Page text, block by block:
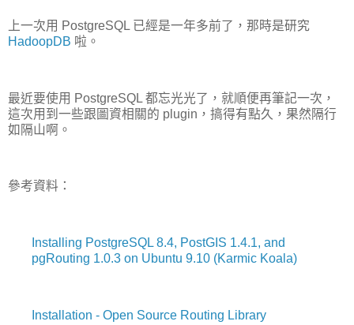
上一次用 PostgreSQL 已經是一年多前了，那時是研究
HadoopDB 啦。
最近要使用 PostgreSQL 都忘光光了，就順便再筆記一次，
這次用到一些跟圖資相關的 plugin，搞得有點久，果然隔行
如隔山啊。
參考資料：
Installing PostgreSQL 8.4, PostGIS 1.4.1, and
pgRouting 1.0.3 on Ubuntu 9.10 (Karmic Koala)
Installation - Open Source Routing Library